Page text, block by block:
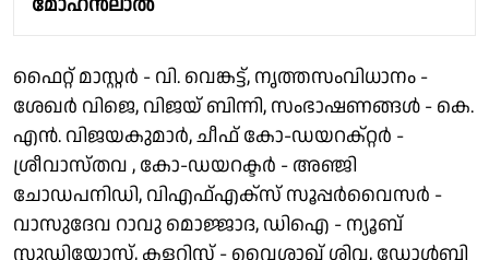
ഫൈറ്റ് മാസ്റ്റർ - വി. വെങ്കട്ട്, നൃത്തസംവിധാനം -
ശേഖർ വിജെ, വിജയ് ബിന്നി, സംഭാഷണങ്ങൾ - കെ.
എൻ. വിജയകുമാർ, ചീഫ് കോ-ഡയറക്റ്റർ -
ശ്രീവാസ്തവ , കോ-ഡയറക്ടർ - അഞ്ജി
ചോഡപനിഡി, വിഎഫ്എക്സ് സൂപ്പർവൈസർ -
വാസുദേവ റാവു മൊജ്ജാദ, ഡിഐ - ന്യൂബ്
സ്റ്റുഡിയോസ്, കളറിസ്റ്റ് - വൈശാഖ് ശിവ, ഡോൾബി